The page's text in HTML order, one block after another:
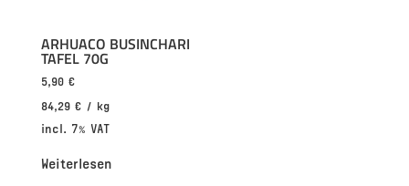
ARHUACO BUSINCHARI
TAFEL 70G
5,90 €
84,29 €/ kg
incl. 7% VAT
Weiterlesen